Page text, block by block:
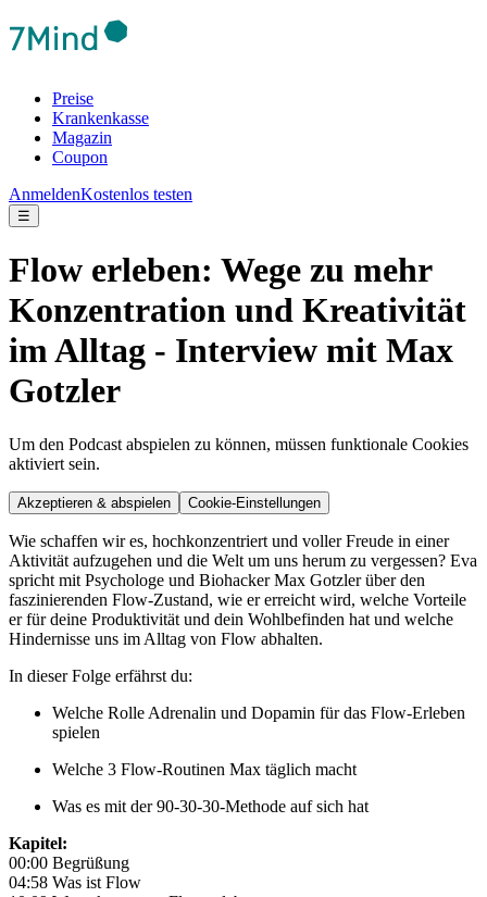
Preise
Krankenkasse
Magazin
Coupon
AnmeldenKostenlos testen
☰
Flow erleben: Wege zu mehr
Konzentration und Kreativität
im Alltag - Interview mit Max
Gotzler
Um den Podcast abspielen zu können, müssen funktionale Cookies
aktiviert sein.
Akzeptieren & abspielen Cookie-Einstellungen
Wie schaffen wir es, hochkonzentriert und voller Freude in einer
Aktivität aufzugehen und die Welt um uns herum zu vergessen? Eva
spricht mit Psychologe und Biohacker Max Gotzler über den
faszinierenden Flow-Zustand, wie er erreicht wird, welche Vorteile
er für deine Produktivität und dein Wohlbefinden hat und welche
Hindernisse uns im Alltag von Flow abhalten.
In dieser Folge erfährst du:
Welche Rolle Adrenalin und Dopamin für das Flow-Erleben
spielen
Welche 3 Flow-Routinen Max täglich macht
Was es mit der 90-30-30-Methode auf sich hat
Kapitel:
00:00 Begrüßung
04:58 Was ist Flow